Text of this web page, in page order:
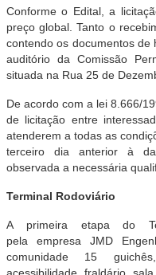
Conforme o Edital, a
preço global. Tanto o
contendo os documentos de
auditório da Comissão
situada na Rua 25 de
De acordo com a lei 8.666/
de licitação entre
atenderem a todas as
terceiro dia anterior à
observada a necessária
Terminal Rodoviário
A primeira etapa do
pela empresa JMD
comunidade 15